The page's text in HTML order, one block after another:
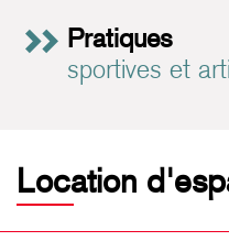
Pratiques
sportives et
Location